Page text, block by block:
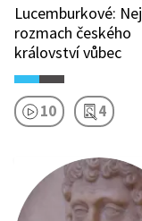
Lucemburkové:
rozmach českého
království vůbec
10 4